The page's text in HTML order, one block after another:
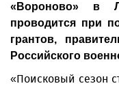
«Вороново» в
проводится при
грантов,
Российского
«Поисковый сезон